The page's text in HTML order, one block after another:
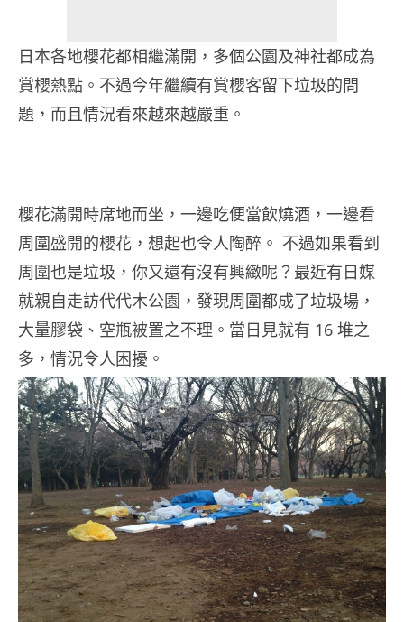
日本各地櫻花都相繼滿開，多個公園及神社都成為
賞櫻熱點。不過今年繼續有賞櫻客留下垃圾的問
題，而且情況看來越來越嚴重。
櫻花滿開時席地而坐，一邊吃便當飲燒酒，一邊看
周圍盛開的櫻花，想起也令人陶醉。 不過如果看到
周圍也是垃圾，你又還有沒有興緻呢？最近有日媒
就親自走訪代代木公園，發現周圍都成了垃圾場，
大量膠袋、空瓶被置之不理。當日見就有 16 堆之
多，情況令人困擾。